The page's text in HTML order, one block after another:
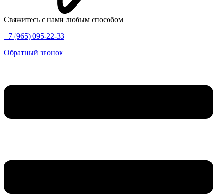
Свяжитесь с нами любым способом
+7 (965) 095-22-33
Обратный звонок